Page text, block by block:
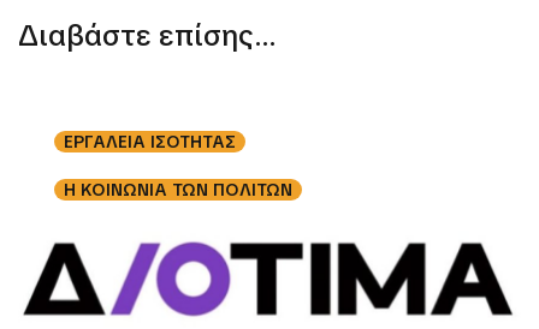
Διαβάστε επίσης...
ΕΡΓΑΛΕΙΑ ΙΣΟΤΗΤΑΣ
Η ΚΟΙΝΩΝΙΑ ΤΩΝ ΠΟΛΙΤΩΝ